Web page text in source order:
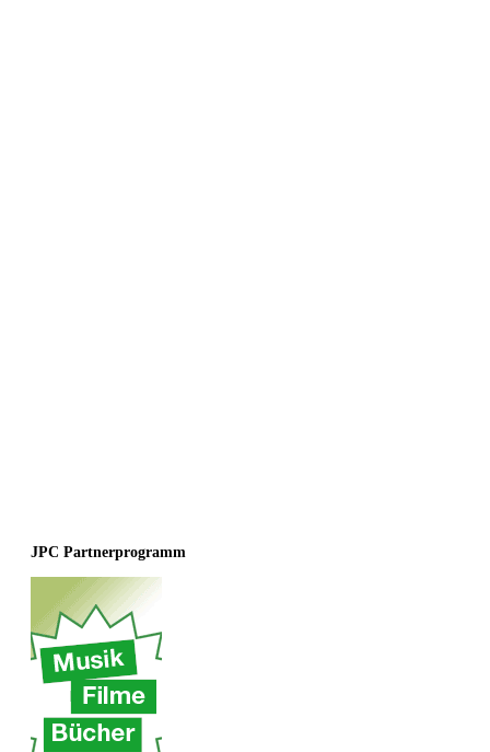
JPC Partnerprogramm